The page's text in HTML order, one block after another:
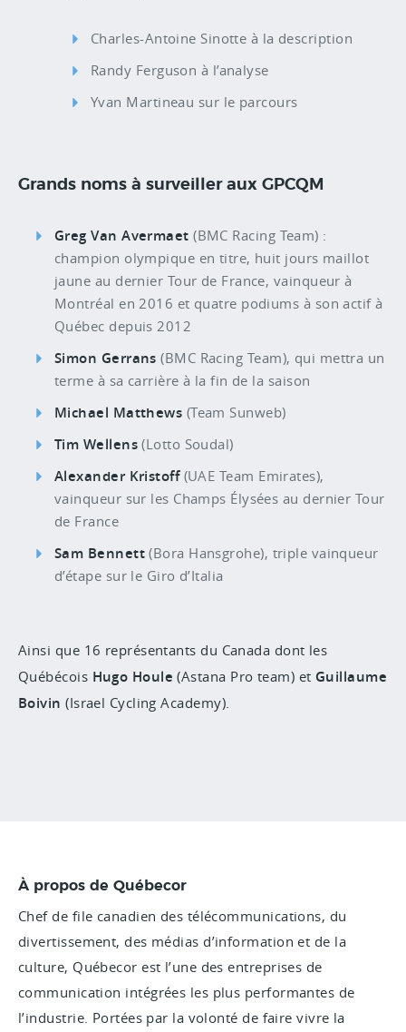
Charles-Antoine Sinotte à la description
Randy Ferguson à l’analyse
Yvan Martineau sur le parcours
Grands noms à surveiller aux GPCQM
Greg Van Avermaet (BMC Racing Team) :
champion olympique en titre, huit jours maillot
jaune au dernier Tour de France, vainqueur à
Montréal en 2016 et quatre podiums à son actif à
Québec depuis 2012
Simon Gerrans (BMC Racing Team), qui mettra un
terme à sa carrière à la fin de la saison
Michael Matthews (Team Sunweb)
Tim Wellens(Lotto Soudal)
Alexander Kristoff(UAE Team Emirates),
vainqueur sur les Champs Élysées au dernier Tour
de France
Sam Bennett(Bora Hansgrohe), triple vainqueur
d’étape sur le Giro d’Italia
Ainsi que 16 représentants du Canada dont les
Québécois Hugo Houle (Astana Pro team) et Guillaume
Boivin (Israel Cycling Academy).
À propos de Québecor
Chef de file canadien des télécommunications, du
divertissement, des médias d’information et de la
culture, Québecor est l’une des entreprises de
communication intégrées les plus performantes de
l’industrie. Portées par la volonté de faire vivre la